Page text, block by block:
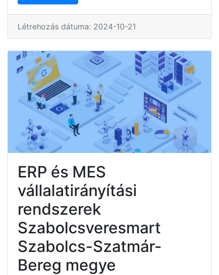
Létrehozás dátuma: 2024-10-21
ERP és MES
vállalatirányítási
rendszerek
Szabolcsveresmart
Szabolcs-Szatmár-
Bereg megye